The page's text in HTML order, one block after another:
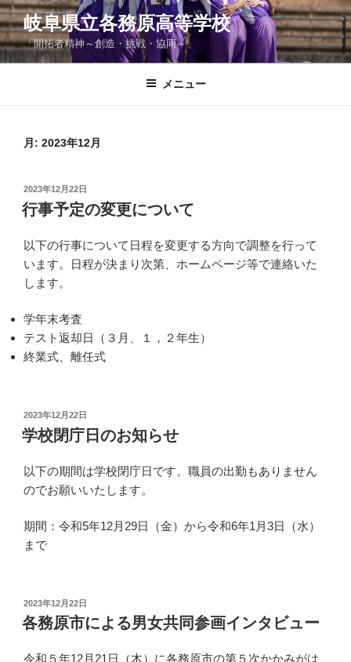
コ
ン
テ
ン
岐阜県立各務原高等学校
「開拓者精神～創造・挑戦・協同～」
メニュー
月: 2023年12月
投
稿
日:
2023年12月22日
行事予定の変更について
以下の行事について日程を変更する方向で調整を行って
います。日程が決まり次第、ホームページ等で連絡いた
します。
学年末考査
テスト返却日（３月、１，２年生）
終業式、離任式
投
稿
日:
2023年12月22日
学校閉庁日のお知らせ
以下の期間は学校閉庁日です。職員の出勤もありません
のでお願いいたします。
期間：令和5年12月29日（金）から令和6年1月3日（水）
まで
投
稿
日:
2023年12月22日
各務原市による男女共同参画インタビュー
令和５年12月21日（木）に各務原市の第５次かかみがは